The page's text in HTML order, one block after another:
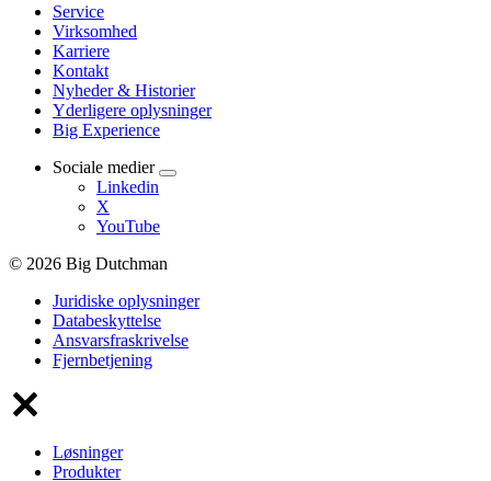
Service
Virksomhed
Karriere
Kontakt
Nyheder & Historier
Yderligere oplysninger
Big Experience
Sociale medier
Linkedin
X
YouTube
© 2026 Big Dutchman
Juridiske oplysninger
Databeskyttelse
Ansvarsfraskrivelse
Fjernbetjening
Løsninger
Produkter